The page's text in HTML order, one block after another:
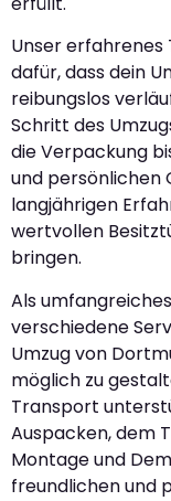
Unser erfahrenes
dafür, dass dein
reibungslos
Schritt des
die Verpackung
und persönlichen
langjährigen
wertvollen
bringen.
Als
verschiedene
Umzug von
möglich zu
Transport
Auspacken, dem
Montage und
freundlichen und